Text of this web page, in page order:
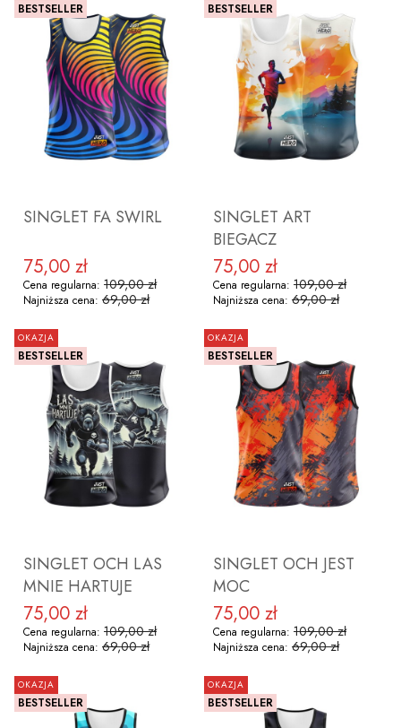
ZOBACZ PRODUKT ZOBACZ PRODUKT
BESTSELLER
SINGLET FA SWIRL
Cena promocyjna
75,00 zł
Cena regularna: 109,00 zł
Najniższa cena: 69,00 zł
ZOBACZ PRODUKT
BESTSELLER
SINGLET ART
BIEGACZ
Cena promocyjna
75,00 zł
Cena regularna: 109,00 zł
Najniższa cena: 69,00 zł
ZOBACZ PRODUKT
OKAZJA
BESTSELLER
SINGLET OCH LAS
MNIE HARTUJE
Cena promocyjna
75,00 zł
Cena regularna: 109,00 zł
Najniższa cena: 69,00 zł
OKAZJA
BESTSELLER
SINGLET OCH JEST
MOC
Cena promocyjna
75,00 zł
Cena regularna: 109,00 zł
Najniższa cena: 69,00 zł
OKAZJA
BESTSELLER
OKAZJA
BESTSELLER